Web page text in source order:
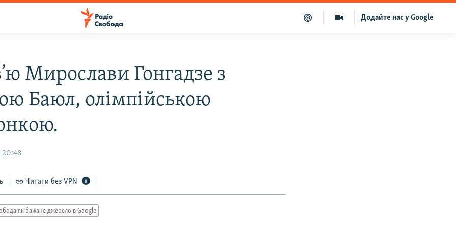
Додайте нас у Google
Мирослави Гонгадзе з
Баюл, олімпійською
20:48
Читати без VPN
як бажане джерело в Google